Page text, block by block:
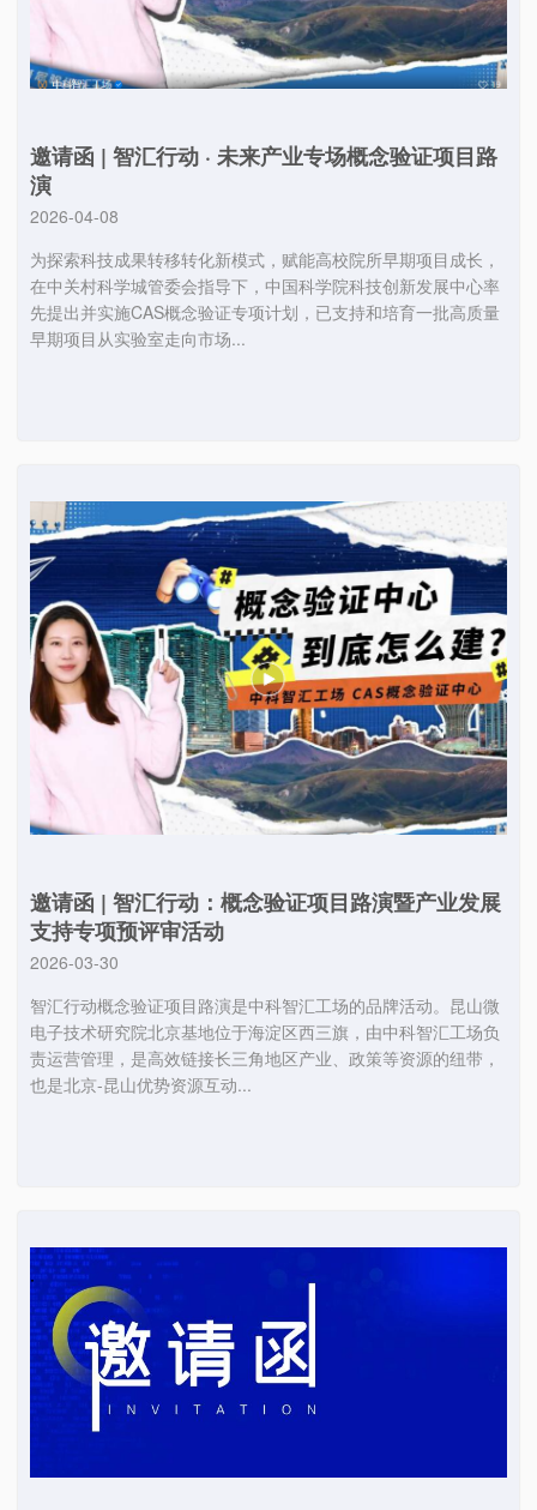
邀请函 | 智汇行动 · 未来产业专场概念验证项目路
演
2026-04-08
为探索科技成果转移转化新模式，赋能高校院所早期项目成长，
在中关村科学城管委会指导下，中国科学院科技创新发展中心率
先提出并实施CAS概念验证专项计划，已支持和培育一批高质量
早期项目从实验室走向市场...
邀请函 | 智汇行动：概念验证项目路演暨产业发展
支持专项预评审活动
2026-03-30
智汇行动概念验证项目路演是中科智汇工场的品牌活动。昆山微
电子技术研究院北京基地位于海淀区西三旗，由中科智汇工场负
责运营管理，是高效链接长三角地区产业、政策等资源的纽带，
也是北京-昆山优势资源互动...